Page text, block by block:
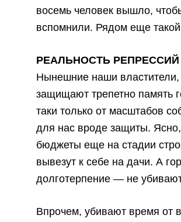
восемь человек вышло,
вспомнили. Рядом еще
РЕАЛЬНОСТЬ РЕПРЕССИЙ
Нынешние наши властители,
защищают трепетно память
таки только от масштабов
для нас вроде защиты.
бюджеты еще на стадии
вывезут к себе на дачи. А
долготерпение — не
Впрочем, убивают время от